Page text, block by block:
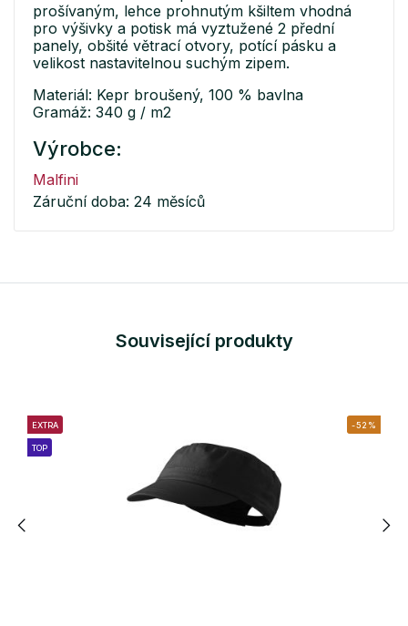
prošívaným, lehce prohnutým kšiltem vhodná
pro výšivky a potisk má vyztužené 2 přední
panely, obšité větrací otvory, potící pásku a
velikost nastavitelnou suchým zipem.
Materiál: Kepr broušený, 100 % bavlna
Gramáž: 340 g / m2
Výrobce:
Malfini
Záruční doba: 24 měsíců
Související produkty
EXTRA
TOP
-52%